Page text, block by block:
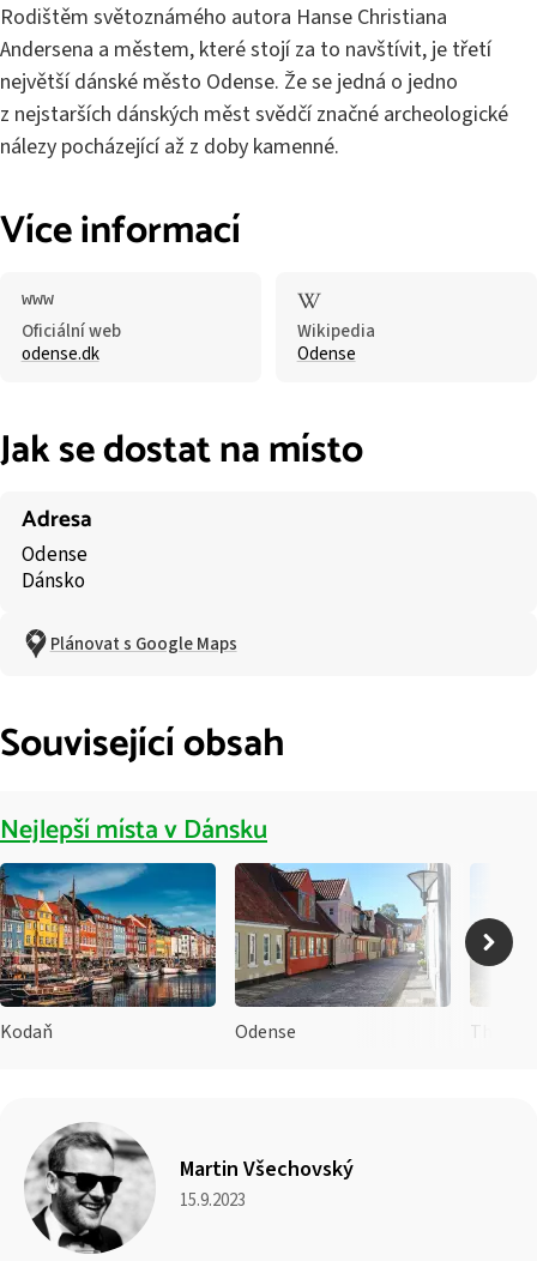
Rodištěm světoznámého autora Hanse Christiana
Andersena a městem, které stojí za to navštívit, je třetí
největší dánské město Odense. Že se jedná o jedno
z nejstarších dánských měst svědčí značné archeologické
nálezy pocházející až z doby kamenné.
Více informací
Oficiální web
odense.dk
Wikipedia
Odense
Jak se dostat na místo
Adresa
Odense
Dánsko
Plánovat s Google Maps
Související obsah
Nejlepší místa v Dánsku
Kodaň Odense Thy
Martin Všechovský
15.9.2023